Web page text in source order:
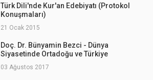
Türk Dili'nde Kur'an Edebiyatı (Protokol
Konuşmaları)
21 Ocak 2015
Doç. Dr. Bünyamin Bezci - Dünya
Siyasetinde Ortadoğu ve Türkiye
03 Ağustos 2017